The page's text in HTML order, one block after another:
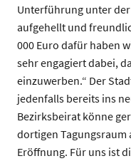
Unterführung unter
aufgehellt und
000 Euro dafür haben
sehr engagiert dabei,
einzuwerben.“ Der
jedenfalls bereits ins
Bezirksbeirat könne
dortigen Tagungsraum
Eröffnung. Für uns ist